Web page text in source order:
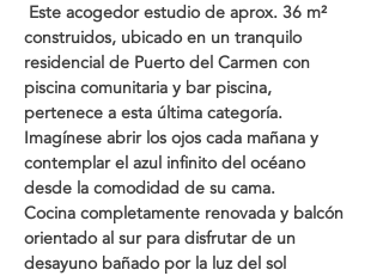
construidos, ubicado en un tranquilo
residencial de Puerto del Carmen con
piscina comunitaria y bar piscina,
pertenece a esta última categoría.
Imagínese abrir los ojos cada mañana y
contemplar el azul infinito del océano
desde la comodidad de su cama.
Cocina completamente renovada y balcón
orientado al sur para disfrutar de un
desayuno bañado por la luz del sol